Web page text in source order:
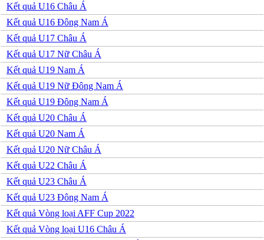
Ấn độ
Bolivia
Ecuador
Uruguay
Mexico
Honduras
Ma rốc
Nam Phi
Kết quả U16 Châu Á
Kết quả U16 Đông Nam Á
Kết quả U17 Châu Á
Kết quả U17 Nữ Châu Á
Kết quả U19 Nam Á
Kết quả U19 Nữ Đông Nam Á
Kết quả U19 Đông Nam Á
Kết quả U20 Châu Á
Kết quả U20 Nam Á
Kết quả U20 Nữ Châu Á
Kết quả U22 Châu Á
Kết quả U23 Châu Á
Kết quả U23 Đông Nam Á
Kết quả Vòng loại AFF Cup 2022
Kết quả Vòng loại U16 Châu Á